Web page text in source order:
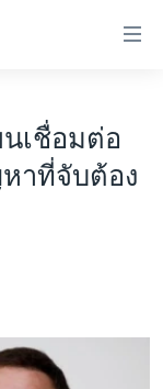
เชื่อมต่อ
าที่จับต้อง